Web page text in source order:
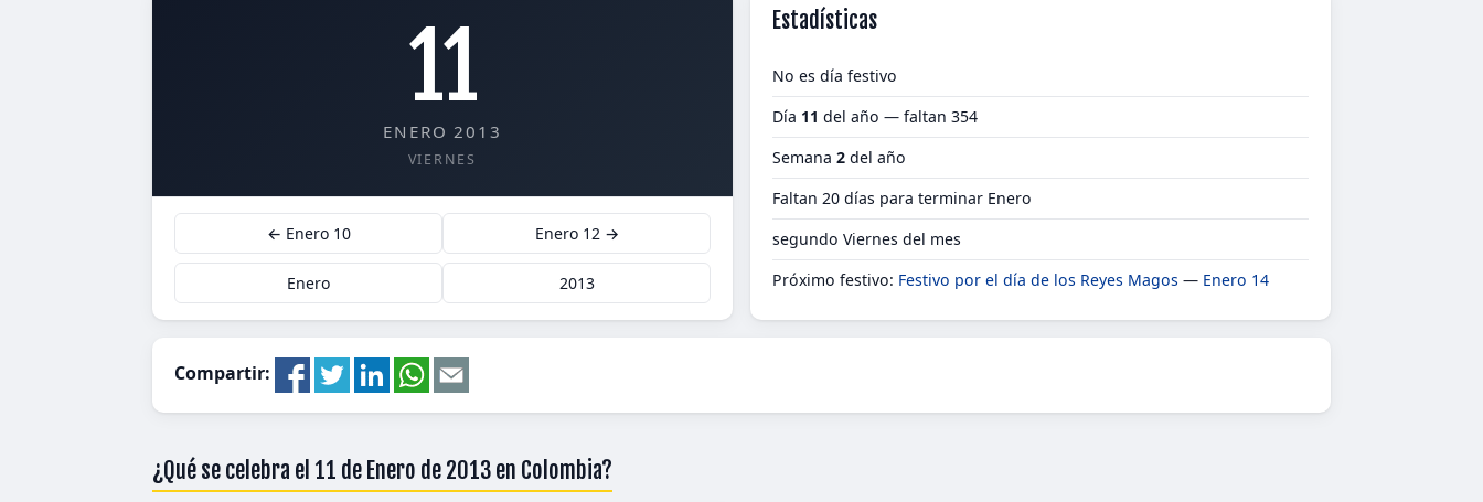
11
ENERO 2013
VIERNES
← Enero 10 Enero 12 →
Enero 2013
Estadísticas
No es día festivo
Día 11 del año — faltan 354
Semana 2 del año
Faltan 20 días para terminar Enero
segundo Viernes del mes
Próximo festivo: Festivo por el día de los Reyes Magos — Enero 14
Compartir:
¿Qué se celebra el 11 de Enero de 2013 en Colombia?